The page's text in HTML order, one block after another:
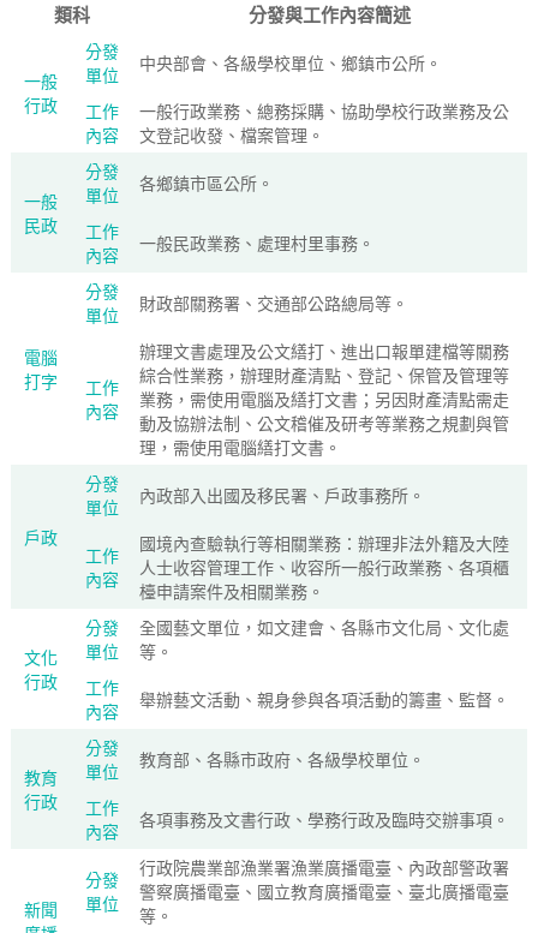
類科 分發與工作內容簡述
一般
行政
分發
單位
中央部會、各級學校單位、鄉鎮市公所。
工作
內容
一般行政業務、總務採購、協助學校行政業務及公
文登記收發、檔案管理。
一般
民政
分發
單位
各鄉鎮市區公所。
工作
內容
一般民政業務、處理村里事務。
電腦
打字
分發
單位
財政部關務署、交通部公路總局等。
工作
內容
辦理文書處理及公文繕打、進出口報單建檔等關務
綜合性業務，辦理財產清點、登記、保管及管理等
業務，需使用電腦及繕打文書；另因財產清點需走
動及協辦法制、公文稽催及研考等業務之規劃與管
理，需使用電腦繕打文書。
戶政
分發
單位
內政部入出國及移民署、戶政事務所。
工作
內容
國境內查驗執行等相關業務：辦理非法外籍及大陸
人士收容管理工作、收容所一般行政業務、各項櫃
檯申請案件及相關業務。
文化
行政
分發
單位
全國藝文單位，如文建會、各縣市文化局、文化處
等。
工作
內容
舉辦藝文活動、親身參與各項活動的籌畫、監督。
教育
行政
分發
單位
教育部、各縣市政府、各級學校單位。
工作
內容
各項事務及文書行政、學務行政及臨時交辦事項。
新聞
分發
單位
行政院農業部漁業署漁業廣播電臺、內政部警政署
警察廣播電臺、國立教育廣播電臺、臺北廣播電臺
等。